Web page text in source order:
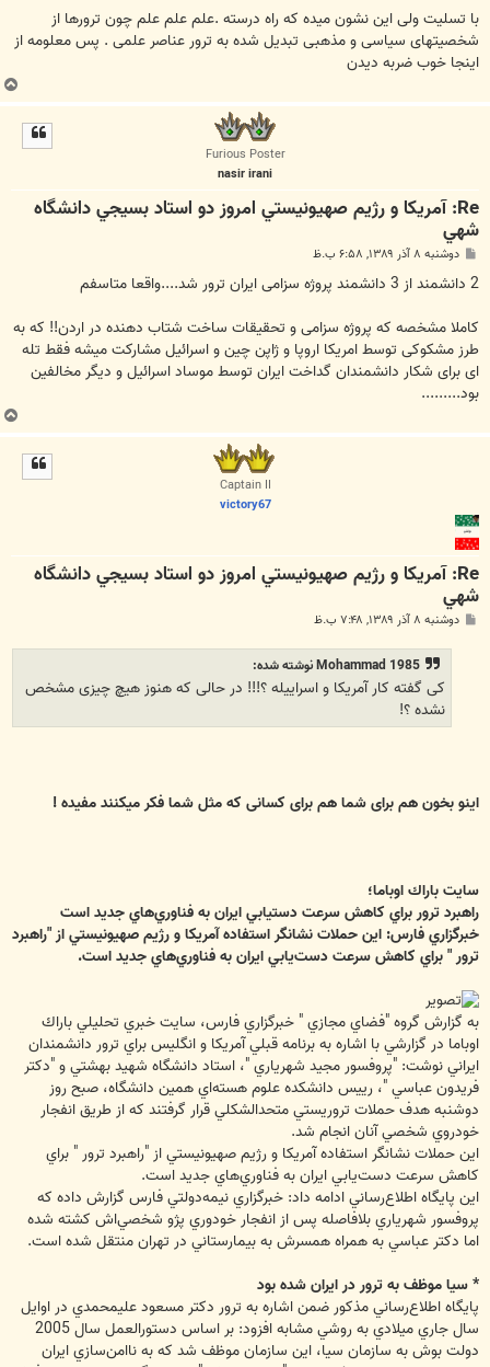
ت
با تسلیت ولی این نشون میده که راه درسته .علم علم علم چون ترورها از
شخصیتهای سیاسی و مذهبی تبدیل شده به ترور عناصر علمی . پس معلومه از
اینجا خوب ضربه دیدن
ب
ا
Furious Poster
nasir irani
Re: آمريكا و رژيم صهيونيستي امروز دو استاد بسيجي دانشگاه
شهي
پ
ت
دوشنبه ۸ آذر ۱۳۸۹, ۶:۵۸ ب.ظ
2 دانشمند از 3 دانشمند پروژه سزامی ایران ترور شد....واقعا متاسفم
کاملا مشخصه که پروژه سزامی و تحقیقات ساخت شتاب دهنده در اردن!! که به
طرز مشکوکی توسط امریکا اروپا و ژاپن چین و اسرائیل مشارکت میشه فقط تله
ای برای شکار دانشمندان گداخت ایران توسط موساد اسرائیل و دیگر مخالفین
بود.........
ب
ا
Captain II
victory67
Re: آمريكا و رژيم صهيونيستي امروز دو استاد بسيجي دانشگاه
شهي
پ دوشنبه ۸ آذر ۱۳۸۹, ۷:۴۸ ب.ظ
Mohammad 1985 نوشته شده:
کی گفته کار آمریکا و اسراییله ؟!!! در حالی که هنوز هیچ چیزی مشخص
نشده ؟!
اینو بخون هم برای شما هم برای کسانی که مثل شما فکر میکنند مفیده !
سايت‌‌ باراك اوباما؛
راهبرد ترور براي كاهش سرعت دستيابي ايران به فناوري‌هاي جديد است
خبرگزاري فارس: اين حملات نشانگر استفاده آمريكا و رژيم صهيونيستي از "راهبرد
ترور " براي كاهش سرعت دست‌يابي ايران به فناوري‌هاي جديد است.
به گزارش گروه "فضاي مجازي " خبرگزاري فارس، سايت خبري تحليلي باراك
اوباما در گزارشي با اشاره به برنامه قبلي آمريكا و انگليس براي ترور دانشمندان
ايراني نوشت: "پروفسور مجيد شهرياري "، استاد دانشگاه شهيد بهشتي و "دكتر
فريدون عباسي "، رييس دانشكده علوم هسته‌اي همين دانشگاه، صبح روز
دوشنبه هدف حملات تروريستي متحدالشكلي قرار گرفتند كه از طريق انفجار
خودروي شخصي آنان انجام شد.
اين حملات نشانگر استفاده آمريكا و رژيم صهيونيستي از "راهبرد ترور " براي
كاهش سرعت دست‌يابي ايران به فناوري‌هاي جديد است.
اين پايگاه اطلاع‌رساني ادامه داد: خبرگزاري نيمه‌دولتي فارس گزارش داده كه
پروفسور شهرياري بلافاصله پس از انفجار خودوري پژو شخصي‌اش كشته شده
اما دكتر عباسي به همراه همسرش به بيمارستاني در تهران منتقل شده است.
* سيا موظف به ترور در ايران شده بود
پايگاه اطلاع‌رساني مذكور ضمن اشاره به ترور دكتر مسعود عليمحمدي در اوايل
سال جاري ميلادي به روشي مشابه افزود: بر اساس دستورالعمل سال 2005
دولت بوش به سازمان سيا، اين سازمان موظف شد كه به ناامن‌سازي ايران